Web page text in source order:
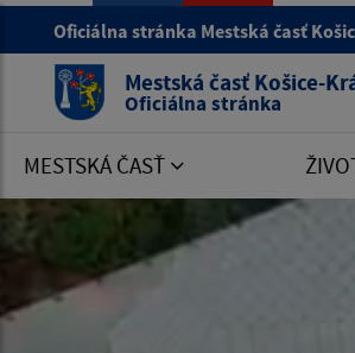
Oficiálna stránka Mestská časť
Mestská časť Košice-
Oficiálna stránka
MESTSKÁ ČASŤ